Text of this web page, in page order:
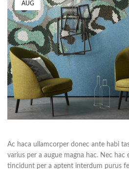
AUG
Ac haca ullamcorper donec ante habi
varius per a augue magna hac. Nec hac
tincidunt per a aptent interdum purus